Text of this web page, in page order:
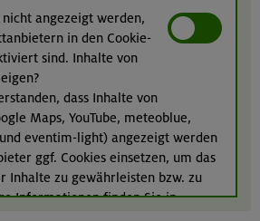
angezeigt werden,
in den Cookie-
sind. Inhalte von
dass Inhalte von
Maps, YouTube, meteoblue,
eventim-light) angezeigt werden
ggf. Cookies einsetzen, um das
Inhalte zu gewährleisten bzw. zu
Informationen finden Sie in